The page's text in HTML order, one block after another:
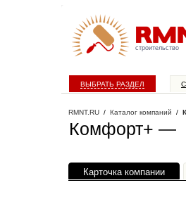
строительство
ВЫБРАТЬ РАЗДЕЛ
RMNT.RU / Каталог компаний /
Комфорт+ —
Карточка компании